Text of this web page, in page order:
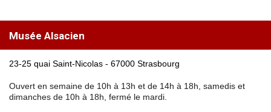
Musée Alsacien
23-25 quai Saint-Nicolas - 67000 Strasbourg
Ouvert en semaine de 10h à 13h et de 14h à 18h, samedis et
dimanches de 10h à 18h, fermé le mardi.